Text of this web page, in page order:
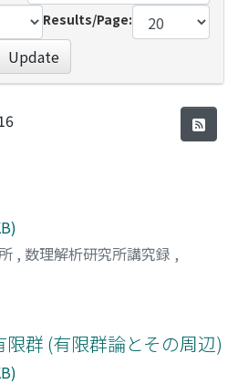
Results/Page:
Update
, 数理解析研究所講究録 ,
群 (有限群論とその周辺)